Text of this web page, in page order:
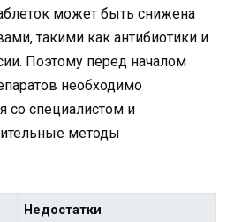
может быть снижена
такими как антибиотики и
Поэтому перед началом
необходимо
со специалистом и
методы
Недостатки